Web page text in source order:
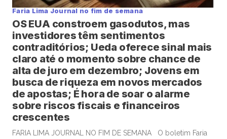
Faria Lima Journal no fim de semana
OS EUA constroem gasodutos, mas
investidores têm sentimentos
contraditórios; Ueda oferece sinal mais
claro até o momento sobre chance de
alta de juro em dezembro; Jovens em
busca de riqueza em novos mercados
de apostas; É hora de soar o alarme
sobre riscos fiscais e financeiros
crescentes
FARIA LIMA JOURNAL NO FIM DE SEMANA O boletim Faria